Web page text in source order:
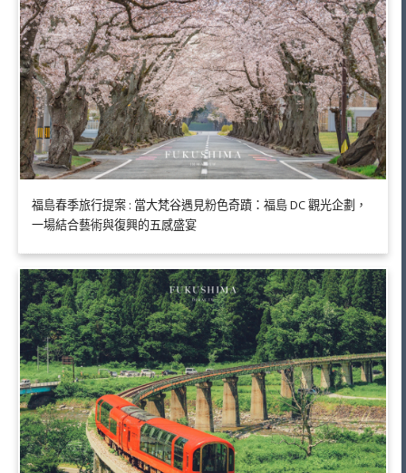
福島春季旅行提案 : 當大梵谷遇見粉色奇蹟：福島 DC 觀光企劃，
一場結合藝術與復興的五感盛宴